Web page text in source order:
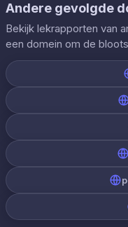
Andere gevolgde
Bekijk lekrapporten van
een domein om de